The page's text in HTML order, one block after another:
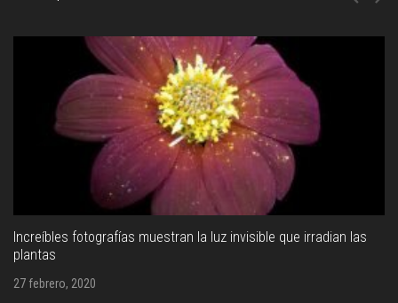
que irradian las